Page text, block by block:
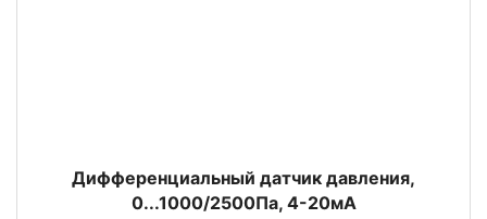
Дифференциальный датчик давления,
0...1000/2500Па, 4-20мА